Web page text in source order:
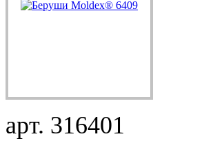
арт. 316401